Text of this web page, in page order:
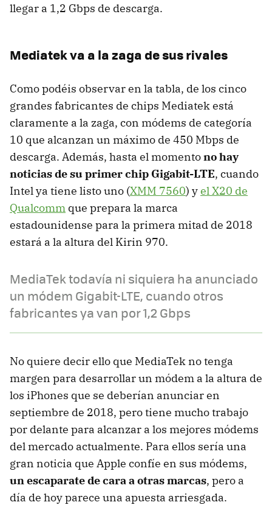
llegar a 1,2 Gbps de descarga.
Mediatek va a la zaga de sus rivales
Como podéis observar en la tabla, de los cinco
grandes fabricantes de chips Mediatek está
claramente a la zaga, con módems de categoría
10 que alcanzan un máximo de 450 Mbps de
descarga. Además, hasta el momentono hay
noticias de su primer chip Gigabit-LTE, cuando
Intel ya tiene listo uno (XMM 7560) yel X20 de
Qualcomm que prepara la marca
estadounidense para la primera mitad de 2018
estará a la altura del Kirin 970.
MediaTek todavía ni siquiera ha anunciado
un módem Gigabit-LTE, cuando otros
fabricantes ya van por 1,2 Gbps
No quiere decir ello que MediaTek no tenga
margen para desarrollar un módem a la altura de
los iPhones que se deberían anunciar en
septiembre de 2018, pero tiene mucho trabajo
por delante para alcanzar a los mejores módems
del mercado actualmente. Para ellos sería una
gran noticia que Apple confíe en sus módems,
un escaparate de cara a otras marcas, pero a
día de hoy parece una apuesta arriesgada.